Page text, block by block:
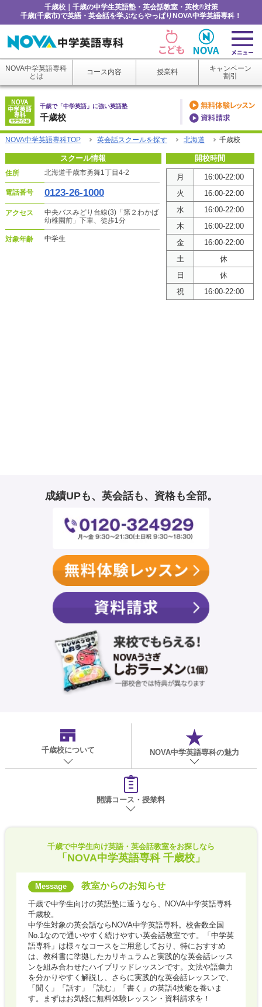
千歳校｜千歳の中学生英語塾・英会話教室・英検®対策
千歳(千歳市)で英語・英会話を学ぶならやっぱりNOVA中学英語専科！
NOVA中学英語専科
とは
コース内容 授業料
キャンペーン
割引
千歳校
千歳で「中学英語」に強い英語塾
NOVA中学英語専科TOP 英会話スクールを探す 北海道 千歳校
スクール情報
住所 北海道千歳市勇舞1丁目4-2
電話番号 0123-26-1000
アクセス
中央バスみどり台線(3)「第２わかば
幼稚園前」下車、徒歩1分
対象年齢 中学生
開校時間
月
16:00-22:00
火
16:00-22:00
水
16:00-22:00
木
16:00-22:00
金
16:00-22:00
土
休
日
休
祝
16:00-22:00
成績UPも、英会話も、資格も全部。
千歳校について NOVA中学英語専科の魅力
開講コース・授業料
千歳で中学生向け英語・英会話教室をお探しなら
「NOVA中学英語専科 千歳校」
教室からのお知らせ
千歳で中学生向けの英語塾に通うなら、NOVA中学英語専科
千歳校。
中学生対象の英会話ならNOVA中学英語専科。校舎数全国
No.1なので通いやすく続けやすい英会話教室です。「中学英
語専科」は様々なコースをご用意しており、特におすすめ
は、教科書に準拠したカリキュラムと実践的な英会話レッス
ンを組み合わせたハイブリッドレッスンです。文法や語彙力
を分かりやすく解説し、さらに実践的な英会話レッスンで、
「聞く」「話す」「読む」「書く」の英語4技能を養いま
す。まずはお気軽に無料体験レッスン・資料請求を！